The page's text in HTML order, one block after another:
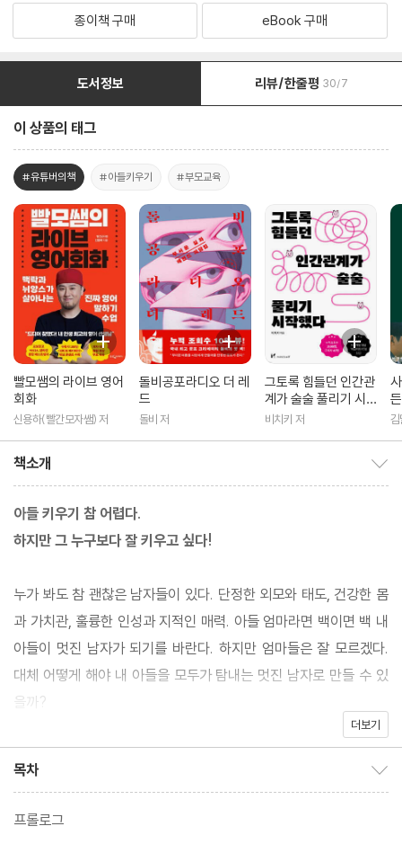
종이책 구매 eBook 구매
도서정보 리뷰/한줄평 30/7
이 상품의 태그
#유튜버의책 #아들키우기 #부모교육
빨모쌤의 라이브 영어
회화
신용하(빨간모자쌤) 저
돌비공포라디오 더 레
드
돌비 저
그토록 힘들던 인간관
계가 술술 풀리기 시
작했다
비치키 저 김
책소개
아들 키우기 참 어렵다.
하지만 그 누구보다 잘 키우고 싶다!
누가 봐도 참 괜찮은 남자들이 있다. 단정한 외모와 태도, 건강한 몸
과 가치관, 훌륭한 인성과 지적인 매력. 아들 엄마라면 백이면 백 내
아들이 멋진 남자가 되기를 바란다. 하지만 엄마들은 잘 모르겠다.
대체 어떻게 해야 내 아들을 모두가 탐내는 멋진 남자로 만들 수 있
을까?
미애가 이 시대 아들 엄마에게 도움의 손길을 내민다. 전작 《초등 엄
마 관계 특강》에서 학부모가 된 엄마들의 최대 고민인 학습과 양육
더보기
목차
프롤로그